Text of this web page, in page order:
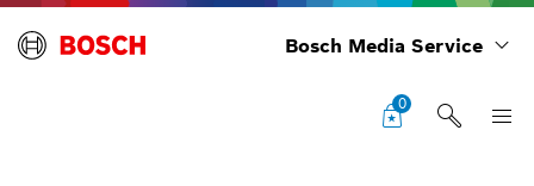
Bosch Media Service
0